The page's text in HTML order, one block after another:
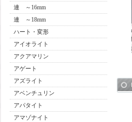
連 ～16mm
連 ～18mm
ハート・変形
アイオライト
アクアマリン
アゲート
アズライト
アベンチュリン
アパタイト
アマゾナイト